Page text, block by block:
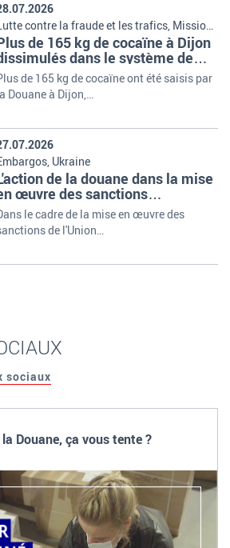
de 165 kg de cocaïne ont été saisis par
Douane à Dijon,…
de 165 kg de cocaïne à Dijon
dans le système de
d'un poids lourd
contre la fraude et les trafics, Missions
organisation de la douane
le cadre de la mise en œuvre des
de l'Union…
de la douane dans la mise
œuvre des sanctions
à l'encontre de la
de Russie
Ukraine
sociaux
Douane, ça vous tente ?